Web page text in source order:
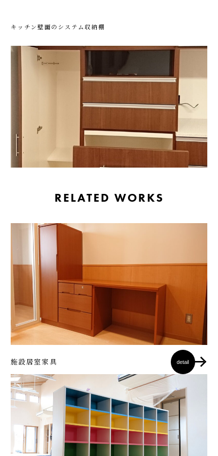
キッチン壁面のシステム収納棚
RELATED WORKS
施設居室家具 detail